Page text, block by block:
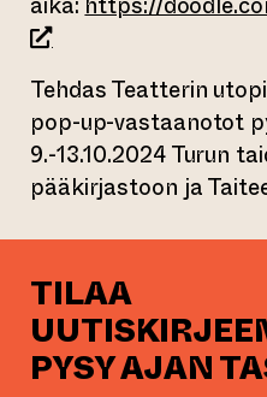
(siirtyy toiseen
Tehdas Teatterin
pop-up-vastaanotot
9.-13.10.2024 Turun
pääkirjastoon ja
TILAA
PYSY AJAN